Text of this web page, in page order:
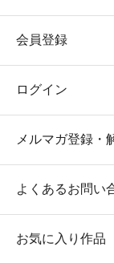
会員登録
ログイン
メルマガ登録・
よくあるお問い
お気に入り作品